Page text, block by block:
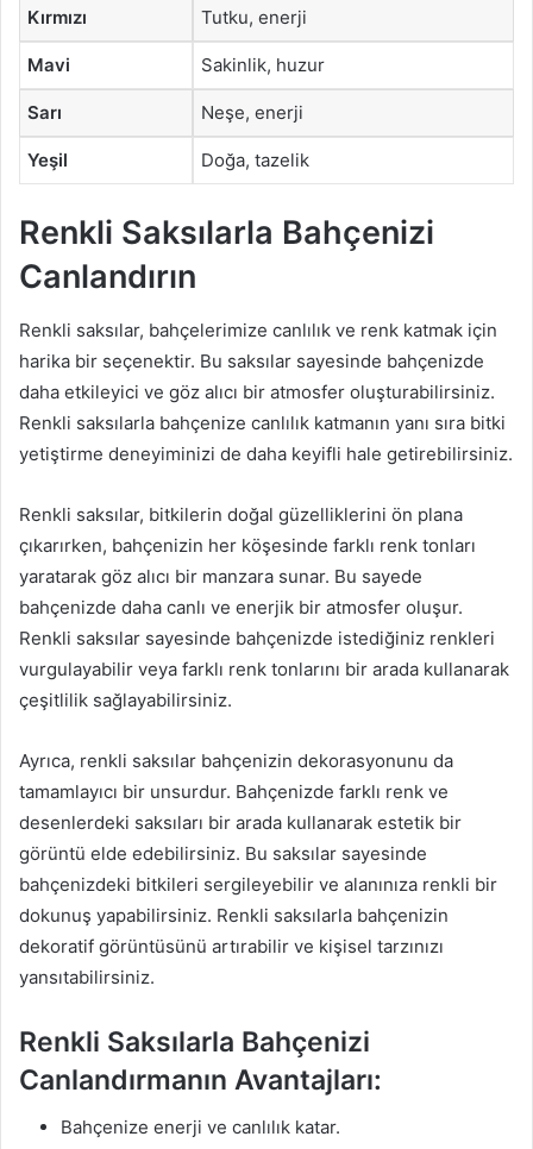
Kırmızı Tutku, enerji
Mavi Sakinlik, huzur
Sarı Neşe, enerji
Yeşil Doğa, tazelik
Renkli Saksılarla Bahçenizi
Canlandırın
Renkli saksılar, bahçelerimize canlılık ve renk katmak için
harika bir seçenektir. Bu saksılar sayesinde bahçenizde
daha etkileyici ve göz alıcı bir atmosfer oluşturabilirsiniz.
Renkli saksılarla bahçenize canlılık katmanın yanı sıra bitki
yetiştirme deneyiminizi de daha keyifli hale getirebilirsiniz.
Renkli saksılar, bitkilerin doğal güzelliklerini ön plana
çıkarırken, bahçenizin her köşesinde farklı renk tonları
yaratarak göz alıcı bir manzara sunar. Bu sayede
bahçenizde daha canlı ve enerjik bir atmosfer oluşur.
Renkli saksılar sayesinde bahçenizde istediğiniz renkleri
vurgulayabilir veya farklı renk tonlarını bir arada kullanarak
çeşitlilik sağlayabilirsiniz.
Ayrıca, renkli saksılar bahçenizin dekorasyonunu da
tamamlayıcı bir unsurdur. Bahçenizde farklı renk ve
desenlerdeki saksıları bir arada kullanarak estetik bir
görüntü elde edebilirsiniz. Bu saksılar sayesinde
bahçenizdeki bitkileri sergileyebilir ve alanınıza renkli bir
dokunuş yapabilirsiniz. Renkli saksılarla bahçenizin
dekoratif görüntüsünü artırabilir ve kişisel tarzınızı
yansıtabilirsiniz.
Renkli Saksılarla Bahçenizi
Canlandırmanın Avantajları:
Bahçenize enerji ve canlılık katar.